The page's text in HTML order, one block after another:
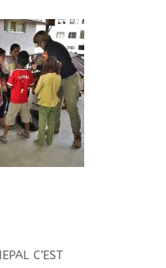
C’EST